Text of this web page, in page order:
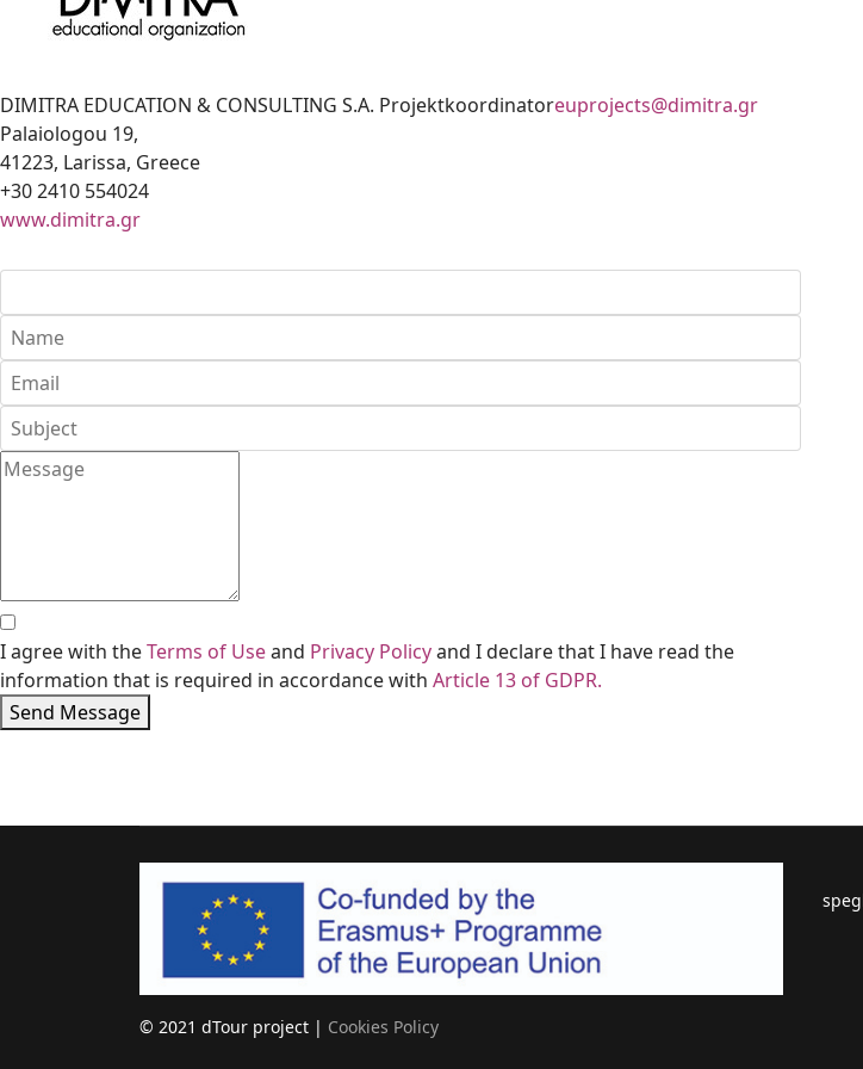
DIMITRA EDUCATION & CONSULTING S.A. Projektkoordinatoreuprojects@dimitra.gr
Palaiologou 19,
41223, Larissa, Greece
+30 2410 554024
www.dimitra.gr
I agree with theTerms of Useand Privacy Policyand I declare that I have read the
information that is required in accordance with Article 13 of GDPR.
Send Message
© 2021 dTour project | Cookies Policy